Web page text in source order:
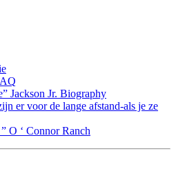
Jackson Jr. Biography
er voor de lange afstand-als je ze
O ‘ Connor Ranch